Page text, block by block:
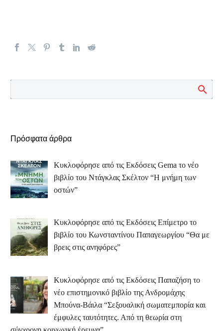
Πρόσφατα άρθρα
Κυκλοφόρησε από τις Εκδόσεις Gema το νέο
βιβλίο του Ντάγκλας Σκέλτον “Η μνήμη των
οστών”
Κυκλοφόρησε από τις Εκδόσεις Επίμετρο το
βιβλίο του Κωνσταντίνου Παπαγεωργίου “Θα με
βρεις στις ανηφόρες”
Κυκλοφόρησε από τις Εκδόσεις Παπαζήση το
νέο επιστημονικό βιβλίο της Ανδρομάχης
Μπούνα-Βάιλα “Σεξουαλική σωματεμπορία και
έμφυλες ταυτότητες. Από τη θεωρία στη